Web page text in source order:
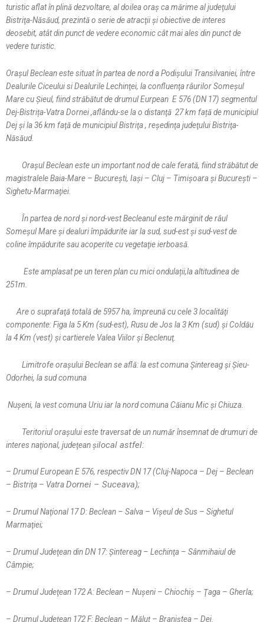
turistic aflat în plină dezvoltare, al doilea oraş ca mărime al judeţului
Bistriţa-Năsăud, prezintă o serie de atracţii şi obiective de interes
deosebit, atât din punct de vedere economic cât mai ales din punct de
vedere turistic.
Oraşul Beclean este situat în partea de nord a Podişului Transilvaniei, între
Dealurile Ciceului si Dealurile Lechinţei, la confluenţa râurilor Someşul
Mare cu Şieul, fiind străbătut de drumul Eurpean E 576 (DN 17) segmentul
Dej-Bistrița-Vatra Dornei ,aflându-se la o distanţă 27 km față de municipiul
Dej și la 36 km faţă de municipiul Bistriţa , reşedinţa judeţului Bistriţa-
Năsăud.
Oraşul Beclean este un important nod de cale ferată, fiind străbătut de
magistraleleBaia-Mare – Bucureşti, Iaşi – Cluj – Timişoara şi Bucureşti –
Sighetu-Marmaţiei.
În partea de nord şi nord-vest Becleanul este mărginit de râul
Someşul Mare şi dealuri împădurite iar la sud, sud-est şi sud-vest de
coline împădurite sau acoperite cu vegetaţie ierboasă.
Este amplasat pe un teren plan cu mici ondulații,la altitudinea de
251m.
Are o suprafaţă totală de 5957 ha, împreună cu cele 3 localităţi
componente:Figa la 5 Km (sud-est), Rusu de Jos la 3 Km (sud) şi Coldău
la 4 Km (vest) și cartierele Valea Viilor şi Beclenuţ.
Limitrofe oraşului Beclean se află: la est comuna Şintereag şi Şieu-
Odorhei, la sud comuna
Nuşeni, la vest comuna Uriu iar la nord comuna Căianu Mic şi Chiuza.
Teritoriul oraşului este traversat de un număr însemnat de drumuri de
interes naţional, judeţean şilocal astfel:
– Drumul European E 576, respectiv DN 17 (Cluj-Napoca – Dej – Beclean
– Bistriţa – VatraDornei – Suceava);
– Drumul Naţional 17 D: Beclean – Salva – Vişeul de Sus – Sighetul
Marmaţiei;
– Drumul Judeţean din DN 17: Şintereag – Lechinţa – Sânmihaiul de
Câmpie;
– Drumul Judeţean 172 A: Beclean – Nuşeni – Chiochiş – Ţaga – Gherla;
– Drumul Judeţean 172 F: Beclean – Măluţ – Braniştea – Dej.